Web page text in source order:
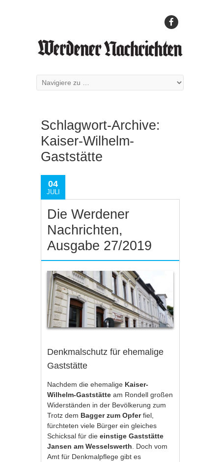
Schlagwort-Archive:
Kaiser-Wilhelm-
Gaststätte
04
JULI
Die Werdener
Nachrichten,
Ausgabe 27/2019
Denkmalschutz für ehemalige
Gaststätte
Nachdem die ehemalige Kaiser-
Wilhelm-Gaststätte am Rondell großen
Widerständen in der Bevölkerung zum
Trotz dem Bagger zum Opferfiel,
fürchteten viele Bürger ein gleiches
Schicksal für dieeinstige Gaststätte
Jansen am Wesselswerth . Doch vom
Amt für Denkmalpflege gibt es